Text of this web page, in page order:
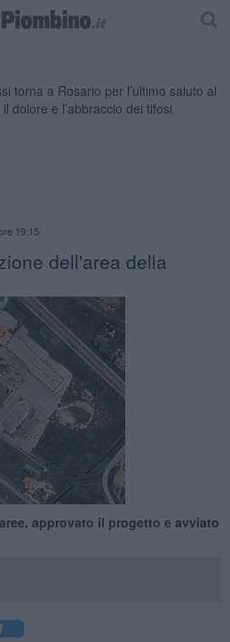
19:15
dell'area della
approvato il progetto e avviato